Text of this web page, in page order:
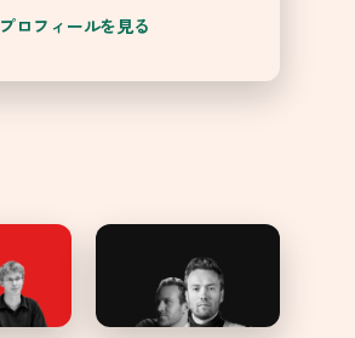
プロフィールを見る